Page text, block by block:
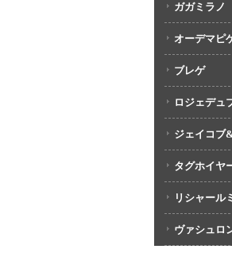
ガガミラノ
オーデマピ
ブレゲ
ロジェデュ
ジェイコブ
タグホイヤ
リシャール
ヴァシュロ